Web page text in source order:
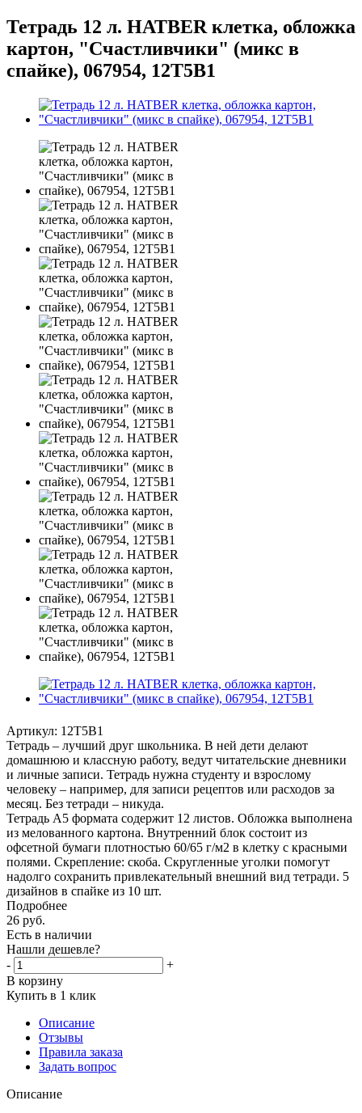
Тетрадь 12 л. HATBER клетка, обложка
картон, "Счастливчики" (микс в
спайке), 067954, 12Т5В1
Артикул: 12Т5В1
Тетрадь – лучший друг школьника. В ней дети делают
домашнюю и классную работу, ведут читательские дневники
и личные записи. Тетрадь нужна студенту и взрослому
человеку – например, для записи рецептов или расходов за
месяц. Без тетради – никуда.
Тетрадь А5 формата содержит 12 листов. Обложка выполнена
из мелованного картона. Внутренний блок состоит из
офсетной бумаги плотностью 60/65 г/м2 в клетку с красными
полями. Скрепление: скоба. Скругленные уголки помогут
надолго сохранить привлекательный внешний вид тетради. 5
дизайнов в спайке из 10 шт.
Подробнее
26 руб.
Есть в наличии
Нашли дешевле?
-
+
В корзину
Купить в 1 клик
Описание
Отзывы
Правила заказа
Задать вопрос
Описание